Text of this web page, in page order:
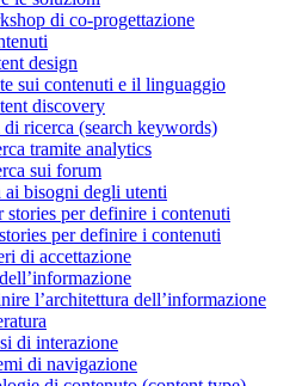
di co-progettazione
design
sui contenuti e il linguaggio
discovery
ricerca (search keywords)
tramite analytics
sui forum
bisogni degli utenti
stories per definire i contenuti
per definire i contenuti
di accettazione
l’architettura dell’informazione
di interazione
di navigazione